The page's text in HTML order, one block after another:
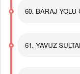
60. BARAJ YOLU
61. YAVUZ